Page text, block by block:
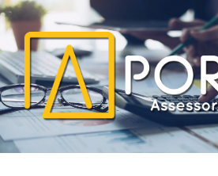
Blog Portal Assessoria